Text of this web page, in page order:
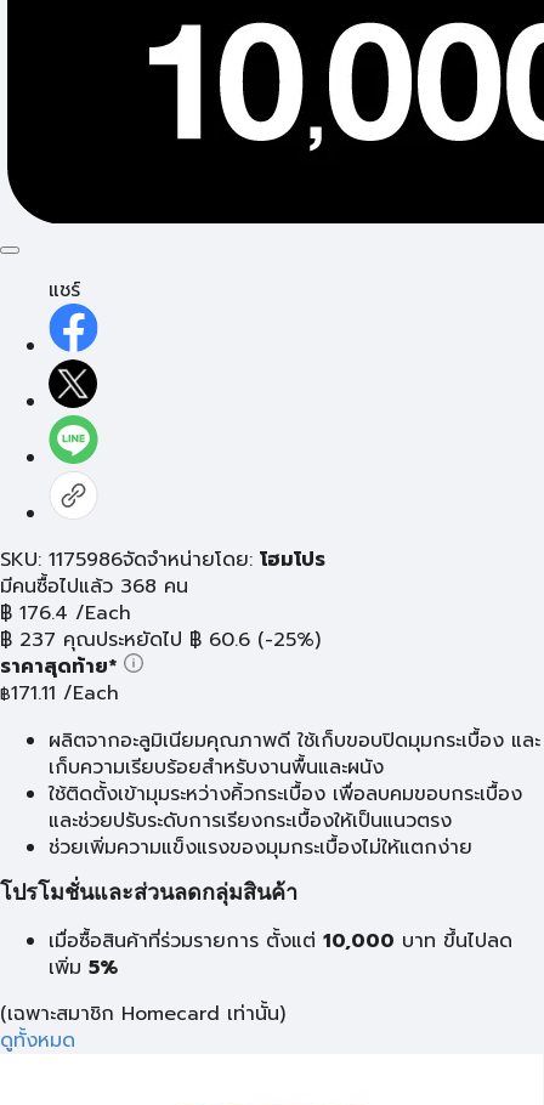
แชร์
SKU: 1175986จัดจำหน่ายโดย: โฮมโปร
มีคนซื้อไปแล้ว 368 คน
฿ 176.4 /Each
฿ 237 คุณประหยัดไป ฿ 60.6 (-25%)
ราคาสุดท้าย*
฿171.11 /Each
ผลิตจากอะลูมิเนียมคุณภาพดี ใช้เก็บขอบปิดมุมกระเบื้อง และ
เก็บความเรียบร้อยสำหรับงานพื้นและผนัง
ใช้ติดตั้งเข้ามุมระหว่างคิ้วกระเบื้อง เพื่อลบคมขอบกระเบื้อง
และช่วยปรับระดับการเรียงกระเบื้องให้เป็นแนวตรง
ช่วยเพิ่มความแข็งแรงของมุมกระเบื้องไม่ให้แตกง่าย
โปรโมชั่นและส่วนลดกลุ่มสินค้า
เมื่อซื้อสินค้าที่ร่วมรายการ ตั้งแต่ 10,000 บาท ขึ้นไปลด
เพิ่ม 5%
(เฉพาะสมาชิก Homecard เท่านั้น)
ดูทั้งหมด